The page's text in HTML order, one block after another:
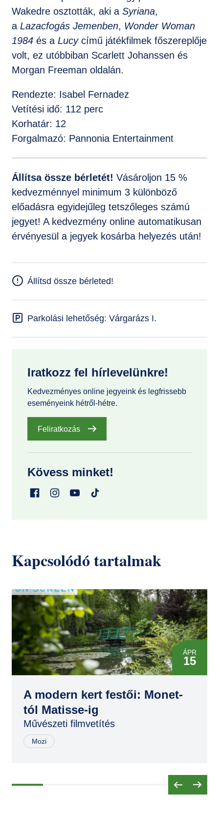
Wakedre osztották, aki a Syriana,
a Lazacfogás Jemenben, Wonder Woman
1984 és a Lucycímű játékfilmek főszereplője
volt, ez utóbbiban Scarlett Johanssen és
Morgan Freeman oldalán.
Rendezte: Isabel Fernadez
Vetítési idő: 112 perc
Korhatár: 12
Forgalmazó: Pannonia Entertainment
Állítsa össze bérletét! Vásároljon 15 %
kedvezménnyel minimum 3 különböző
előadásra egyidejűleg tetszőleges számú
jegyet! A kedvezmény online automatikusan
érvényesül a jegyek kosárba helyezés után!
Állítsd össze bérleted!
Parkolási lehetőség: Várgarázs I.
Iratkozz fel hírlevelünkre!
Kedvezményes online jegyeink és legfrissebb
eseményeink hétről-hétre.
Feliratkozás
Kövess minket!
Kapcsolódó tartalmak
ÁPR
15
A modern kert festői: Monet-
tól Matisse-ig
Művészeti filmvetítés
Mozi